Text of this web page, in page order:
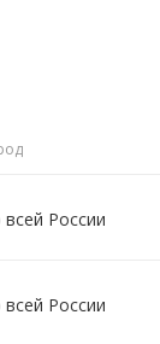
России
России